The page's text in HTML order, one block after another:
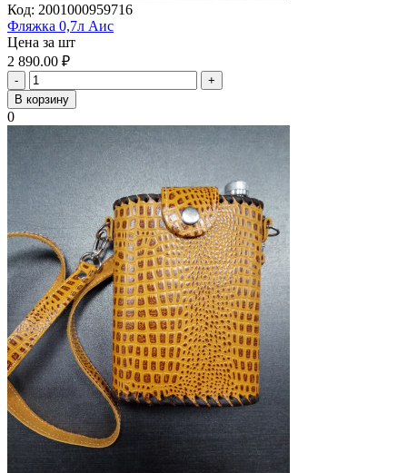
Код: 2001000959716
Фляжка 0,7л Аис
Цена за шт
2 890.00 ₽
-
+
В корзину
0